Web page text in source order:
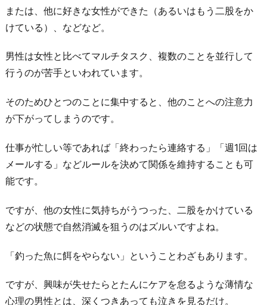
期
に
っ
た
も
と
も
と
始
り
が
昧
っ
または、他に好きな女性ができた（あるいはもう二股をか
けている）、などなど。
男性は女性と比べてマルチタスク、複数のことを並行して
行うのが苦手といわれています。
そのためひとつのことに集中すると、他のことへの注意力
が下がってしまうのです。
仕事が忙しい等であれば「終わったら連絡する」「週1回は
メールする」などルールを決めて関係を維持することも可
能です。
ですが、他の女性に気持ちがうつった、二股をかけている
などの状態で自然消滅を狙うのはズルいですよね。
「釣った魚に餌をやらない」ということわざもあります。
ですが、興味が失せたらとたんにケアを怠るような薄情な
心理の男性とは、深くつきあっても泣きを見るだけ。